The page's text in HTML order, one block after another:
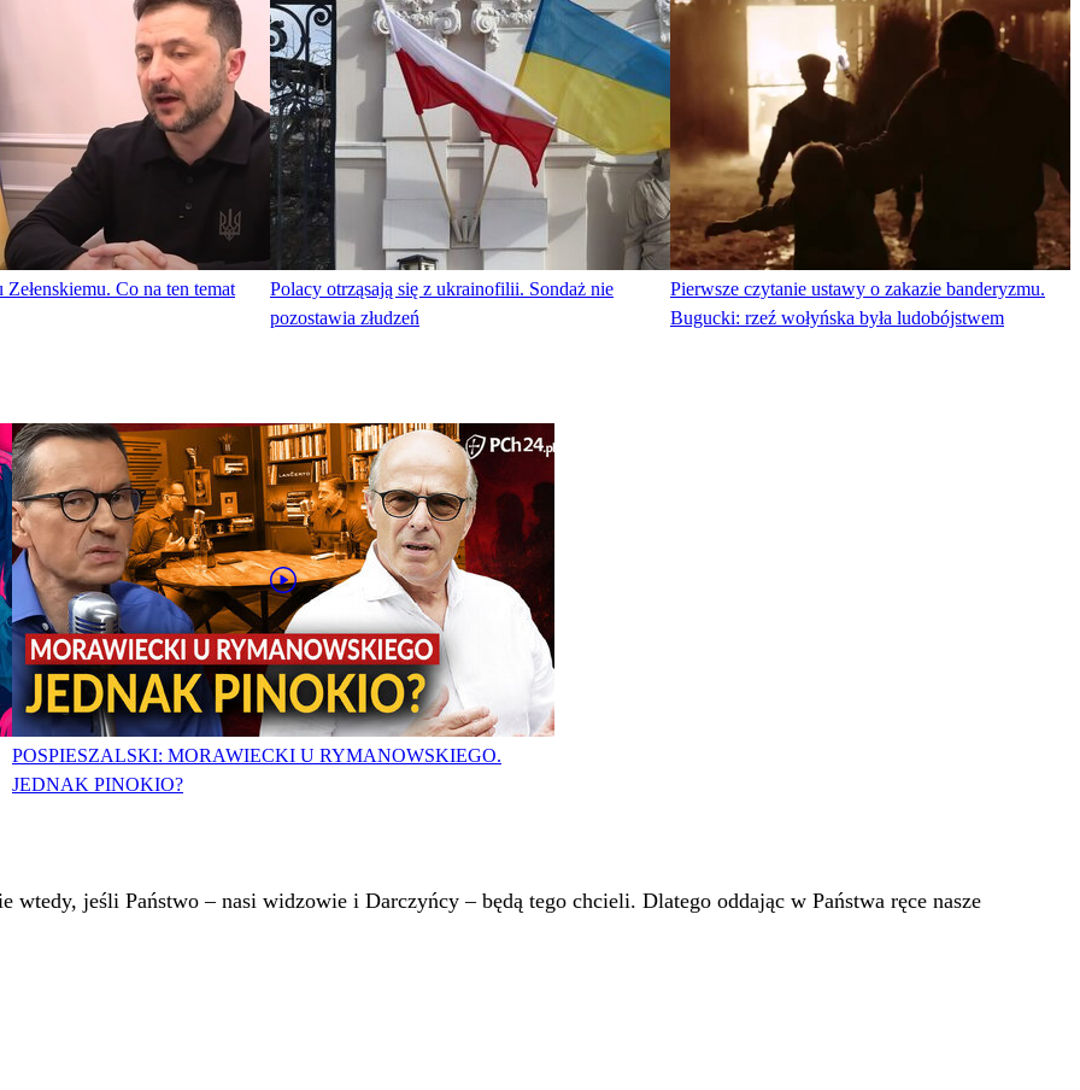
Co na ten temat
Polacy otrząsają się z ukrainofilii. Sondaż nie
pozostawia złudzeń
Pierwsze czytanie ustawy o zakazie banderyzmu.
Bugucki: rzeź wołyńska była ludobójstwem
POSPIESZALSKI: MORAWIECKI U RYMANOWSKIEGO.
JEDNAK PINOKIO?
wtedy, jeśli Państwo – nasi widzowie i Darczyńcy – będą tego chcieli. Dlatego oddając w Państwa ręce nasze